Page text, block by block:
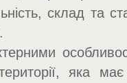
склад та
яка